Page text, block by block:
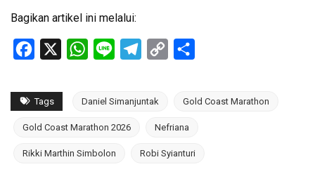
Bagikan artikel ini melalui:
Facebook WhatsApp
Line Telegram
Copy
Tags Daniel Simanjuntak Gold Coast Marathon
Gold Coast Marathon 2026 Nefriana
Rikki Marthin Simbolon Robi Syianturi